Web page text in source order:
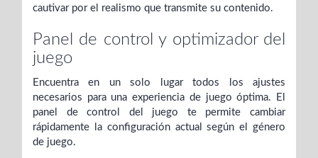
cautivar por el realismo que transmite su contenido.
Panel de control y optimizador del
juego
Encuentra en un solo lugar todos los ajustes
necesarios para una experiencia de juego óptima. El
panel de control del juego te permite cambiar
rápidamente la configuración actual según el género
de juego.